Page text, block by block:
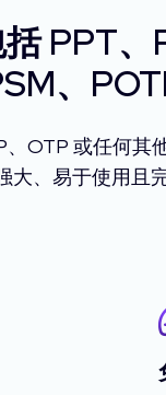
PPT、
、
OTP 或任何其
、易于使用且完